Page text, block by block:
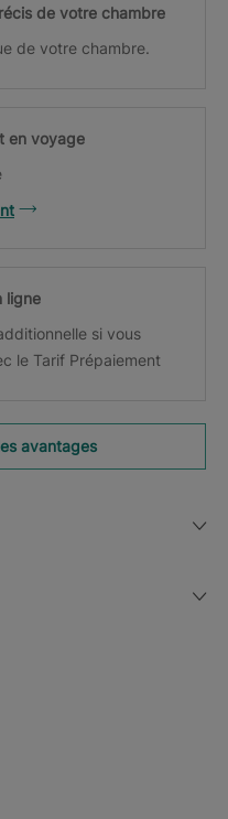
de votre chambre
de votre chambre.
en voyage
ligne
si vous
le Tarif Prépaiement
avantages